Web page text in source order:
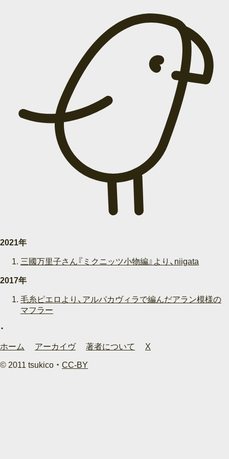
2021年
三國万里子さん『ミクニッツ小物編』より、niigata
2017年
毛糸ピエロより、アルパカヴィラで編んだアラン模様の
マフラー
ホーム アーカイヴ 著者について X
© 2011 tsukico ・ CC-BY